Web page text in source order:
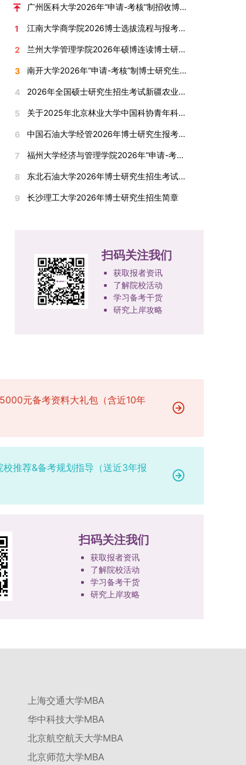
助，保障学生潜心学业与研究。（四）畅通发展渠
道在培养过程中表现优异者，毕业后可优先获得苏
程（一）基本申请条件不同选拔方式的申请者需满
足相应规定：本科直博生须符合上海交通大学推荐
请者应满足当年度上海交通大学博士研究生招生的
基本条件及各学院补充规定。（二）报名方式所有
达成一致后进行网上报名：本科直博生须按规定时
间登录国家推荐免试服务系统完成志愿填报。硕博
网报名系统，选择“国家实验室联培专项”，并选定
名录内交大导师。（三）报名时间节点本科直博生
报考学院通知为准。（四）材料提交申请人须按学
校及报考学院要求，如实提交全部申请材料并完成
线上报名程序。六、考核与录取考核工作由上海交
通大学相关学院与苏州实验室联合组织，具体考核
形式、内容及流程以学院后续公布的方案为准。录
（三）住宿安排课程学习阶段由学校协调住宿；进
士研究生招生章程及相关细则执行。相关推荐：上
海市复旦大学MBA 华东理工大学MBA 浙江省
弃。（三）申请材料提交符合报考条件的考生，需
整理申请材料，确保材料齐全、顺序正确。所有纸
质申请材料及自查表须于2025年12月22日上午
示：材料送达时间以签收时间为准，逾期不予受
理；建议选择可靠快递方式邮寄；请严格对照材料
弄虚作假者，资格审查将不予通过。所有提交材料
不予退还。考生须对报名信息的真实性和准确性负
改，须在报名截止前重新填报。三、选拔与录取1.
资格审查学院将依据网上报名信息及寄达的申请材
及缴费情况。审查结果预计于2025年12月下旬在
学院将根据材料评议成绩及招生计划，确定进入复
试的考生名单。同等学力报考者须参加学校统一组
织的政治理论考试，具体时间地点另行通知，成绩
合格线为60分。非同等学力考生无需参加。3.复
试安排复试环节将对考生的思想品德、专业素养、
个人科研经历、研究成果及博士阶段研究设想等。
复试成绩按百分制计算，笔试与面试成绩各占
课程，考试形式为笔试，具体科目见复试通知。4.
表现材料进行复核。考核不合格者不予录取。四、
录取办法1.考生总成绩由材料评议成绩和复试成绩
加权得出，具体计算公式为：总成绩 = 材料评议
成绩 × 50% + 复试成绩 × 50%。2.录取工作坚
持“全面衡量、择优录取、保证质量、宁缺毋滥”原
院将向合格考生寄发录取通知书。
全面发展的育人体系。通过课程教学、科研训练、
社会实践等多种途径，提升研究生的综合素质，培
人。二、优化招生与学科结构，服务国家战略需求
西南林业大学主动对接国家重大战略和区域发展需
育服务经济社会发展的能力。目前，学校拥有4个
一级学科博士点、1个博士专业学位点，以及17个
五”期间，学校研究生规模实现显著增长，博士研
究生规模增长达211%。在招生宣传方面，学校构
招生宣传平台，持续推进招生模式改革。2024年
起全面推行“申请-考核”制博士招生，2025年进一
旺盛的学科倾斜；同时加快推进急需学科专业建
设，陆续开展“生物与医药”“低空技术与工程”等新
兴专业招生。学校还深化科教融合，单列专项招生
计划，与中国科学院昆明植物研究所、西双版纳热
带植物园等科研机构开展联合培养，探索跨学科、
撤销合并低效专业、加强社会急需学科建设，学校
不断优化学科结构。面向国家战略和产业需求，加
促进科研资源与人才培养深度融合，提升研究生的
科研创新能力与实践能力。三、深化培养模式改
专业学位研究生分类培养，优化前者课程体系的理
融合方面，学校出台《科技小院管理办法》《研究
生联合培养基地建设管理办法》等文件，明确产学
研一体化培养定位。目前已建成8个省级科技小
级优质课程近50门。2025年，学校专项投入60余
成果丰硕：2024年，研究生以第一作者发表的三
检索论文占比达91.55%；在“中国研究生创新实践
大赛”等赛事中，获国家级奖项30余项、省级奖项
校根据学术学位与专业学位不同定位，构建差异化
广州医科大学2026年“申请-考核”制招收博士研究生报考公告
1 江南大学商学院2026博士选拔流程与报考条件汇总
2 兰州大学管理学院2026年硕博连读博士研究生招生“申请-考核”实施方案
3 南开大学2026年“申请-考核”制博士研究生招生录取工作实施细则
4 2026年全国硕士研究生招生考试新疆农业大学报考点网上确认公告
5 关于2025年北京林业大学中国科协青年科技人才培育工程博士生推荐工作的通知
6 中国石油大学经管2026年博士研究生报考通知
7 福州大学经济与管理学院2026年“申请-考核”制招收攻读博士学位研究生相关要求
8 东北石油大学2026年博士研究生招生考试实施细则
9 长沙理工大学2026年博士研究生招生简章
扫码关注我们
获取报者资讯
了解院校活动
学习备考干货
研究上岸攻略
元备考资料大礼包（含近10年
校推荐&备考规划指导（送近3年报
扫码关注我们
获取报者资讯
了解院校活动
学习备考干货
研究上岸攻略
上海交通大学MBA
华中科技大学MBA
北京航空航天大学MBA
北京师范大学MBA